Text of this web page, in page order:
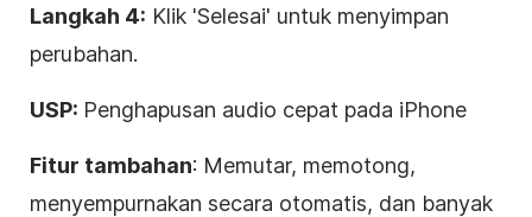
Langkah 4: Klik 'Selesai' untuk menyimpan
perubahan.
USP: Penghapusan audio cepat pada iPhone
Fitur tambahan: Memutar, memotong,
menyempurnakan secara otomatis, dan banyak